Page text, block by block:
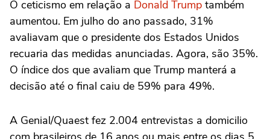
O ceticismo em relação a Donald Trump também
aumentou. Em julho do ano passado, 31%
avaliavam que o presidente dos Estados Unidos
recuaria das medidas anunciadas. Agora, são 35%.
O índice dos que avaliam que Trump manterá a
decisão até o final caiu de 59% para 49%.
A Genial/Quaest fez 2.004 entrevistas a domicilio